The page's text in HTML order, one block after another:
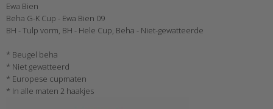
Ewa Bien
Beha G-K Cup - Ewa Bien 09
BH - Tulp vorm, BH - Hele Cup, Beha - Niet-gewatteerde
* Beugel beha
* Niet gewatteerd
* Europese cupmaten
* In alle maten 2 haakjes